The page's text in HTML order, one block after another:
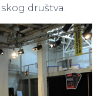
društva.